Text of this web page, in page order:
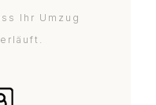
Ihr Umzug